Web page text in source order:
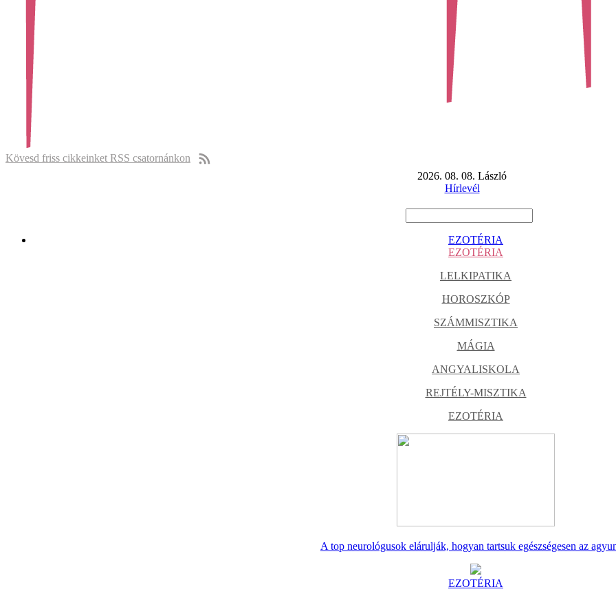
Kövesd friss cikkeinket RSS csatornánkon
2026. 08. 08. László
Hírlevél
EZOTÉRIA
EZOTÉRIA
LELKIPATIKA
HOROSZKÓP
SZÁMMISZTIKA
MÁGIA
ANGYALISKOLA
REJTÉLY-MISZTIKA
EZOTÉRIA
A top neurológusok elárulják, hogyan tartsuk egészségesen az
EZOTÉRIA